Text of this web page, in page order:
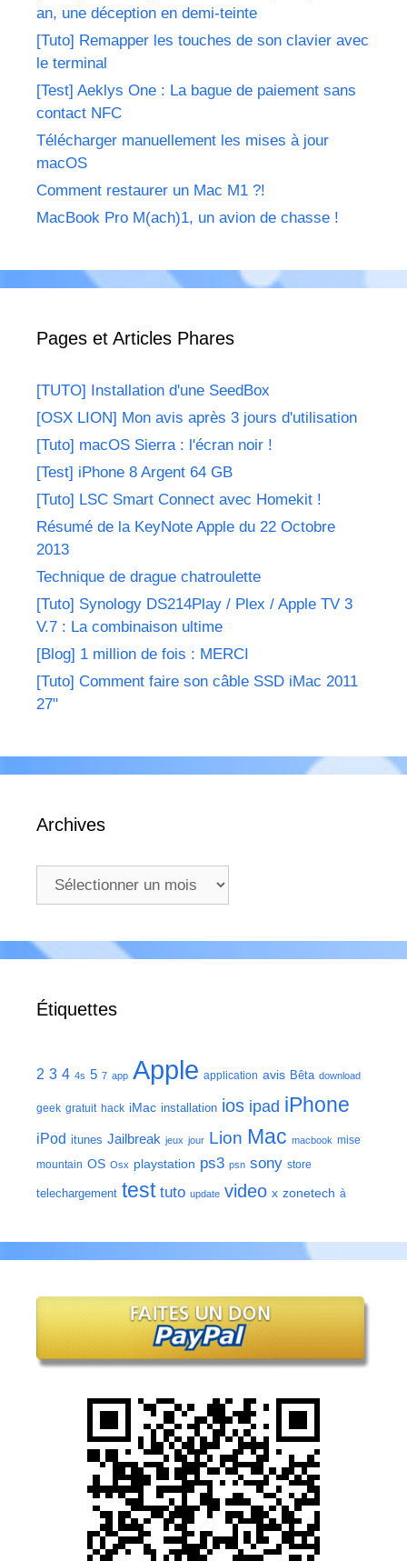
an, une déception en demi-teinte
[Tuto] Remapper les touches de son clavier avec
le terminal
[Test] Aeklys One : La bague de paiement sans
contact NFC
Télécharger manuellement les mises à jour
macOS
Comment restaurer un Mac M1 ?!
MacBook Pro M(ach)1, un avion de chasse !
Pages et Articles Phares
[TUTO] Installation d'une SeedBox
[OSX LION] Mon avis après 3 jours d'utilisation
[Tuto] macOS Sierra : l'écran noir !
[Test] iPhone 8 Argent 64 GB
[Tuto] LSC Smart Connect avec Homekit !
Résumé de la KeyNote Apple du 22 Octobre
2013
Technique de drague chatroulette
[Tuto] Synology DS214Play / Plex / Apple TV 3
V.7 : La combinaison ultime
[Blog] 1 million de fois : MERCI
[Tuto] Comment faire son câble SSD iMac 2011
27"
Archives
Archives
Étiquettes
2 3 4 4s 5 7 app Apple application avis Bêta download
geek gratuit hack iMac installation ios ipad iPhone
iPod itunes Jailbreak jeux jour Lion Mac macbook mise
mountain OS Osx playstation ps3 psn sony store
telechargement test tuto update video x zonetech à